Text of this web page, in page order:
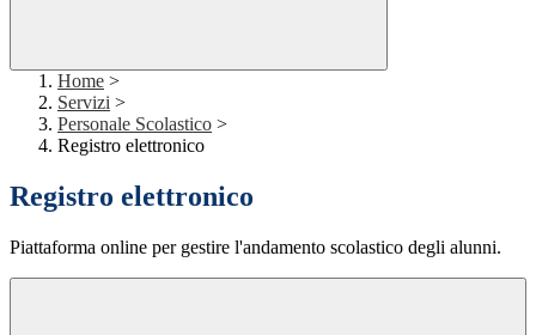
Home >
Servizi >
Personale Scolastico >
Registro elettronico
Registro elettronico
Piattaforma online per gestire l'andamento scolastico degli alunni.